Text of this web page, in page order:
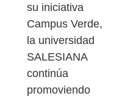
su iniciativa
Campus Verde,
la universidad
SALESIANA
continúa
promoviendo